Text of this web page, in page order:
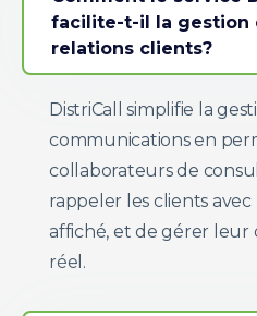
facilite-t-il la gestion
relations clients?
DistriCall simplifie la
communications en
collaborateurs de
rappeler les clients avec
affiché, et de gérer leur
réel.